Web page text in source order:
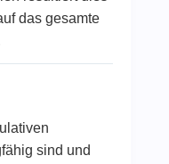
das gesamte
sind und